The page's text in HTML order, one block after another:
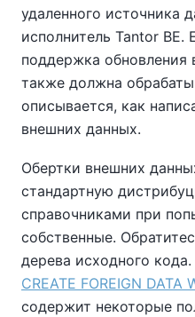
удаленного источника
исполнитель Tantor BE.
поддержка обновления
также должна
описывается, как
внешних данных.
Обертки внешних
стандартную
справочниками при
собственные.
дерева исходного
CREATE FOREIGN DATA
содержит некоторые